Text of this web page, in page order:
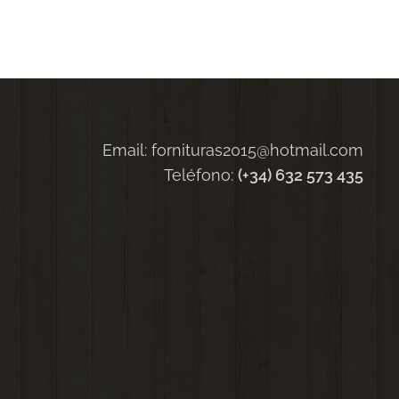
Email: fornituras2015@hotmail.com
Teléfono: (+34) 632 573 435